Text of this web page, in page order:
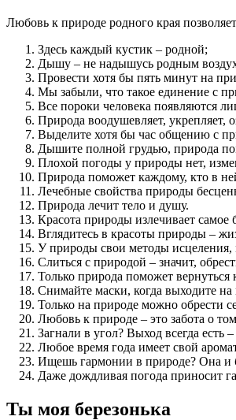
Любовь к природе родного края
Здесь каждый кустик – родной;
Дышу – не надышусь родным
Провести хотя бы пять минут на
Мы забыли, что такое единение с
Все пороки человека появляются
Природа воодушевляет, укрепляет,
Выделите хотя бы час общению с
Дышите полной грудью, природа
Плохой погоды у природы нет,
Природа поможет каждому, кто в
Лечебные свойства природы
Природа лечит тело и душу.
Красота природы излечивает самое
Вглядитесь в красоты природы –
У природы свои методы исцеления,
Слиться с природой – значит,
Только природа поможет вернуться
Снимайте маски, когда выходите
Только на природе можно обрести
Любовь к природе – это забота о
Загнали в угол? Выход всегда есть
Любое время года имеет свой
Ищешь гармонии в природе? Она и
Даже дождливая погода приносит
Ты моя березонька